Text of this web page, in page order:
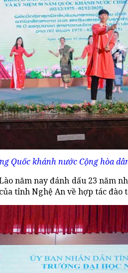
Quốc khánh nước Cộng hòa
năm nay đánh dấu 23 năm
tỉnh Nghệ An về hợp tác đào